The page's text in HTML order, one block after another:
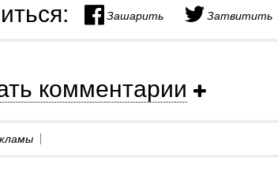
Зашарить Затвитить
комментарии